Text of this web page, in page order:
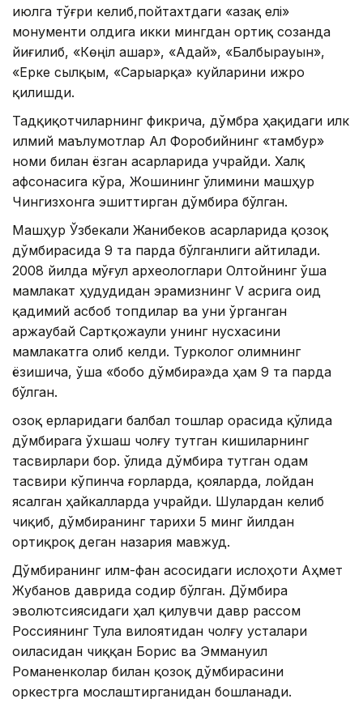
июлга тўғри келиб,пойтахтдаги «Қазақ елі»
монументи олдига икки мингдан ортиқ созанда
йиғилиб, «Көңіл ашар», «Адай», «Балбырауын»,
«Ерке сылқым, «Сарыарқа» куйларини ижро
қилишди.
Тадқиқотчиларнинг фикрича, дўмбра ҳақидаги илк
илмий маълумотлар Ал Форобийнинг «тамбур»
номи билан ёзган асарларида учрайди. Халқ
афсонасига кўра, Жошининг ўлимини машҳур
Чингизхонга эшиттирган дўмбира бўлган.
Машҳур Ўзбекали Жанибеков асарларида қозоқ
дўмбирасида 9 та парда бўлганлиги айтилади.
2008 йилда мўғул археологлари Олтойнинг ўша
мамлакат ҳудудидан эрамизнинг V асрига оид
қадимий асбоб топдилар ва уни ўрганган
Қаржаубай Сартқожаули унинг нусхасини
мамлакатга олиб келди. Турколог олимнинг
ёзишича, ўша «бобо дўмбира»да ҳам 9 та парда
бўлган.
Қозоқ ерларидаги балбал тошлар орасида қўлида
дўмбирага ўхшаш чолғу тутган кишиларнинг
тасвирлари бор. Қўлида дўмбира тутган одам
тасвири кўпинча ғорларда, қояларда, лойдан
ясалган ҳайкалларда учрайди. Шулардан келиб
чиқиб, дўмбиранинг тарихи 5 минг йилдан
ортиқроқ деган назария мавжуд.
Дўмбиранинг илм-фан асосидаги ислоҳоти Аҳмет
Жубанов даврида содир бўлган. Дўмбира
эволютсиясидаги ҳал қилувчи давр рассом
Россиянинг Тула вилоятидан чолғу усталари
оиласидан чиққан Борис ва Эммануил
Романенколар билан қозоқ дўмбирасини
оркестрга мослаштирганидан бошланади.